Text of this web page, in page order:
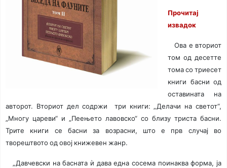
Прочитај
извадок
Ова е вториот
том од десетте
тома со триесет
книги басни од
оставината на
авторот. Вториот дел содржи
три книги: „Делачи на светот“,
„Многу цареви“ и „Пеењето лавовско“ со близу триста басни.
Трите книги се басни за возрасни, што е прв случај во
творештвото од овој книжевен жанр.
„Давчевски на басната ѝ дава една сосема поинаква форма, ја